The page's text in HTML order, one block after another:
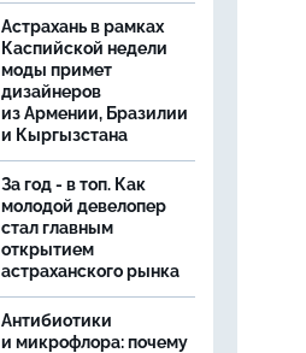
Астрахань в рамках
Каспийской недели
моды примет
дизайнеров
из Армении, Бразилии
и Кыргызстана
За год - в топ. Как
молодой девелопер
стал главным
открытием
астраханского рынка
Антибиотики
и микрофлора: почему